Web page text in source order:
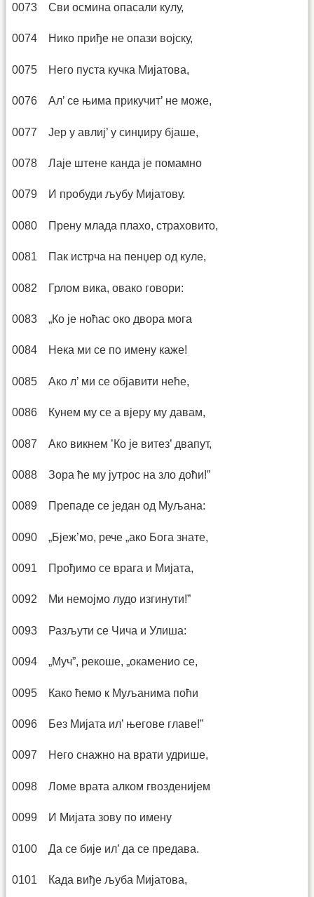
0073 Сви осмина опасали кулу,
0074 Нико приђе не опази војску,
0075 Него пуста кучка Мијатова,
0076 Ал’ се њима прикучит’ не може,
0077 Јер у авлиј’ у синџиру бјаше,
0078 Лаје штене канда је помамно
0079 И пробуди љубу Мијатову.
0080 Прену млада плахо, страховито,
0081 Пак истрча на пенџер од куле,
0082 Грлом вика, овако говори:
0083 „Ко је ноћас око двора мога
0084 Нека ми се по имену каже!
0085 Ако л’ ми се објавити неће,
0086 Кунем му се а вјеру му давам,
0087 Ако викнем ’Ко је витез’ двапут,
0088 Зора ће му јутрос на зло доћи!”
0089 Препаде се један од Муљана:
0090 „Бјеж’мо, рече „ако Бога знате,
0091 Прођимо се врага и Мијата,
0092 Ми немојмо лудо изгинути!”
0093 Разљути се Чича и Улиша:
0094 „Муч”, рекоше, „окаменио се,
0095 Како ћемо к Муљанима поћи
0096 Без Мијата ил’ његове главе!”
0097 Него снажно на врати удрише,
0098 Ломе врата алком гвозденијем
0099 И Мијата зову по имену
0100 Да се бије ил’ да се предава.
0101 Када виђе љуба Мијатова,